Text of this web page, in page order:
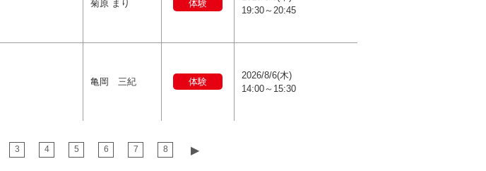
菊原 まり 体験
19:30～20:45
亀岡 三紀 体験
2026/8/6(木)
14:00～15:30
3 4 5 6 7 8 ▶︎